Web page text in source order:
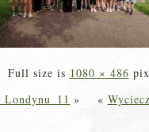
Full size is 1080 × 486
Londynu_11 » «